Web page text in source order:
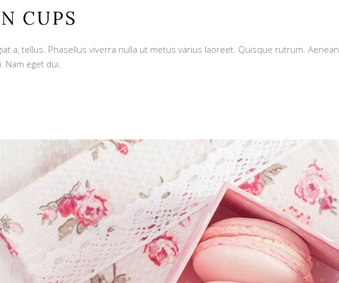
CUPS
a, tellus. Phasellus viverra nulla ut metus varius laoreet. Quisque rutrum.
Nam eget dui.